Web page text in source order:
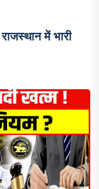
में भारी